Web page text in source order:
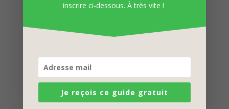
inscrire ci-dessous. À très vite !
Je reçois ce guide gratuit